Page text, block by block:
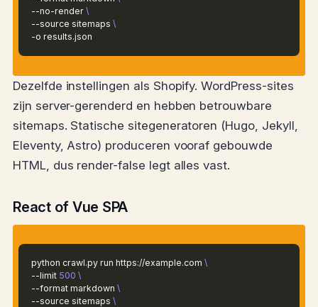
--no-render \
--source sitemaps \
-o results.json
Dezelfde instellingen als Shopify. WordPress-sites
zijn server-gerenderd en hebben betrouwbare
sitemaps. Statische sitegeneratoren (Hugo, Jekyll,
Eleventy, Astro) produceren vooraf gebouwde
HTML, dus render-false legt alles vast.
React of Vue SPA
python crawl.py run https://example.com \
--limit 500 \
--format markdown \
--source sitemaps \